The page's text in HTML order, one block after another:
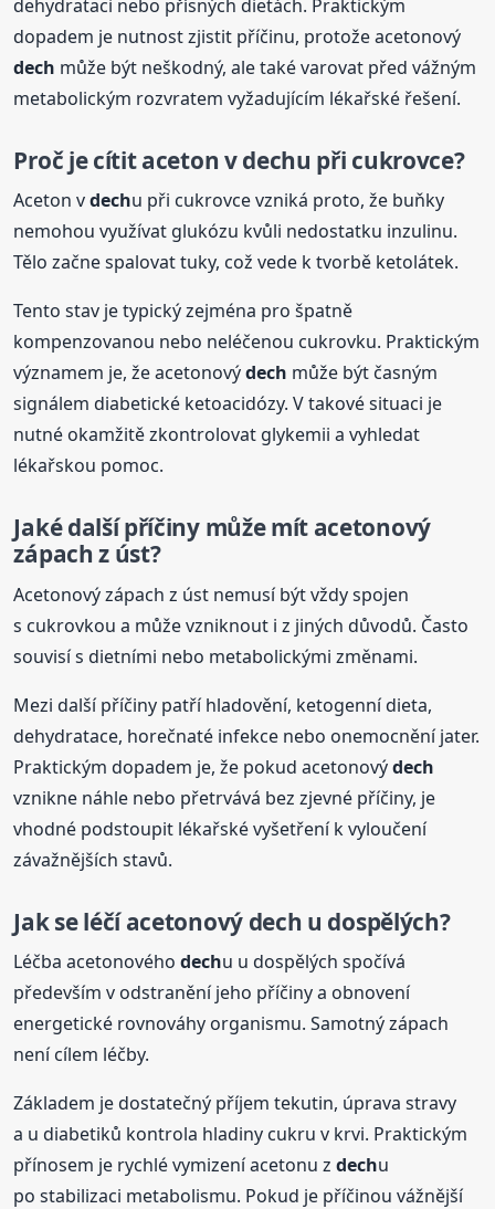
dehydrataci nebo přísných dietách. Praktickým
dopadem je nutnost zjistit příčinu, protože acetonový
dech může být neškodný, ale také varovat před vážným
metabolickým rozvratem vyžadujícím lékařské řešení.
Proč je cítit aceton vdechu při cukrovce?
Aceton vdechu při cukrovce vzniká proto, že buňky
nemohou využívat glukózu kvůli nedostatku inzulinu.
Tělo začne spalovat tuky, což vede k tvorbě ketolátek.
Tento stav je typický zejména pro špatně
kompenzovanou nebo neléčenou cukrovku. Praktickým
významem je, že acetonovýdech může být časným
signálem diabetické ketoacidózy. V takové situaci je
nutné okamžitě zkontrolovat glykemii a vyhledat
lékařskou pomoc.
Jaké další příčiny může mít acetonový
zápach z úst?
Acetonový zápach z úst nemusí být vždy spojen
s cukrovkou a může vzniknout i z jiných důvodů. Často
souvisí s dietními nebo metabolickými změnami.
Mezi další příčiny patří hladovění, ketogenní dieta,
dehydratace, horečnaté infekce nebo onemocnění jater.
Praktickým dopadem je, že pokud acetonovýdech
vznikne náhle nebo přetrvává bez zjevné příčiny, je
vhodné podstoupit lékařské vyšetření k vyloučení
závažnějších stavů.
Jak se léčí acetonový dech u dospělých?
Léčba acetonovéhodechu u dospělých spočívá
především v odstranění jeho příčiny a obnovení
energetické rovnováhy organismu. Samotný zápach
není cílem léčby.
Základem je dostatečný příjem tekutin, úprava stravy
a u diabetiků kontrola hladiny cukru v krvi. Praktickým
přínosem je rychlé vymizení acetonu zdechu
po stabilizaci metabolismu. Pokud je příčinou vážnější